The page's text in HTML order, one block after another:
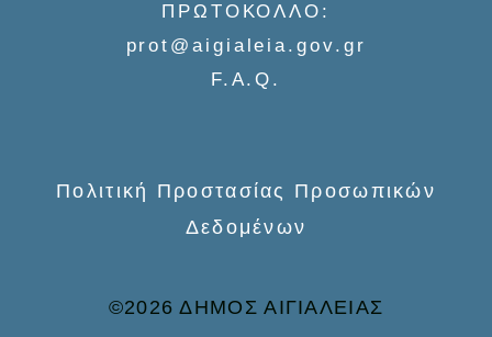
ΠΡΩΤΟΚΟΛΛΟ:
prot@aigialeia.gov.gr
F.A.Q.
Πολιτική Προστασίας Προσωπικών
Δεδομένων
©2026 ΔΗΜΟΣ ΑΙΓΙΑΛΕΙΑΣ